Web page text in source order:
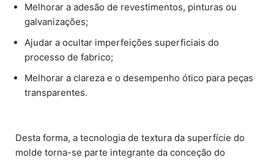
Melhorar a adesão de revestimentos, pinturas ou
galvanizações;
Ajudar a ocultar imperfeições superficiais do
processo de fabrico;
Melhorar a clareza e o desempenho ótico para peças
transparentes.
Desta forma, a tecnologia de textura da superfície do
molde torna-se parte integrante da conceção do